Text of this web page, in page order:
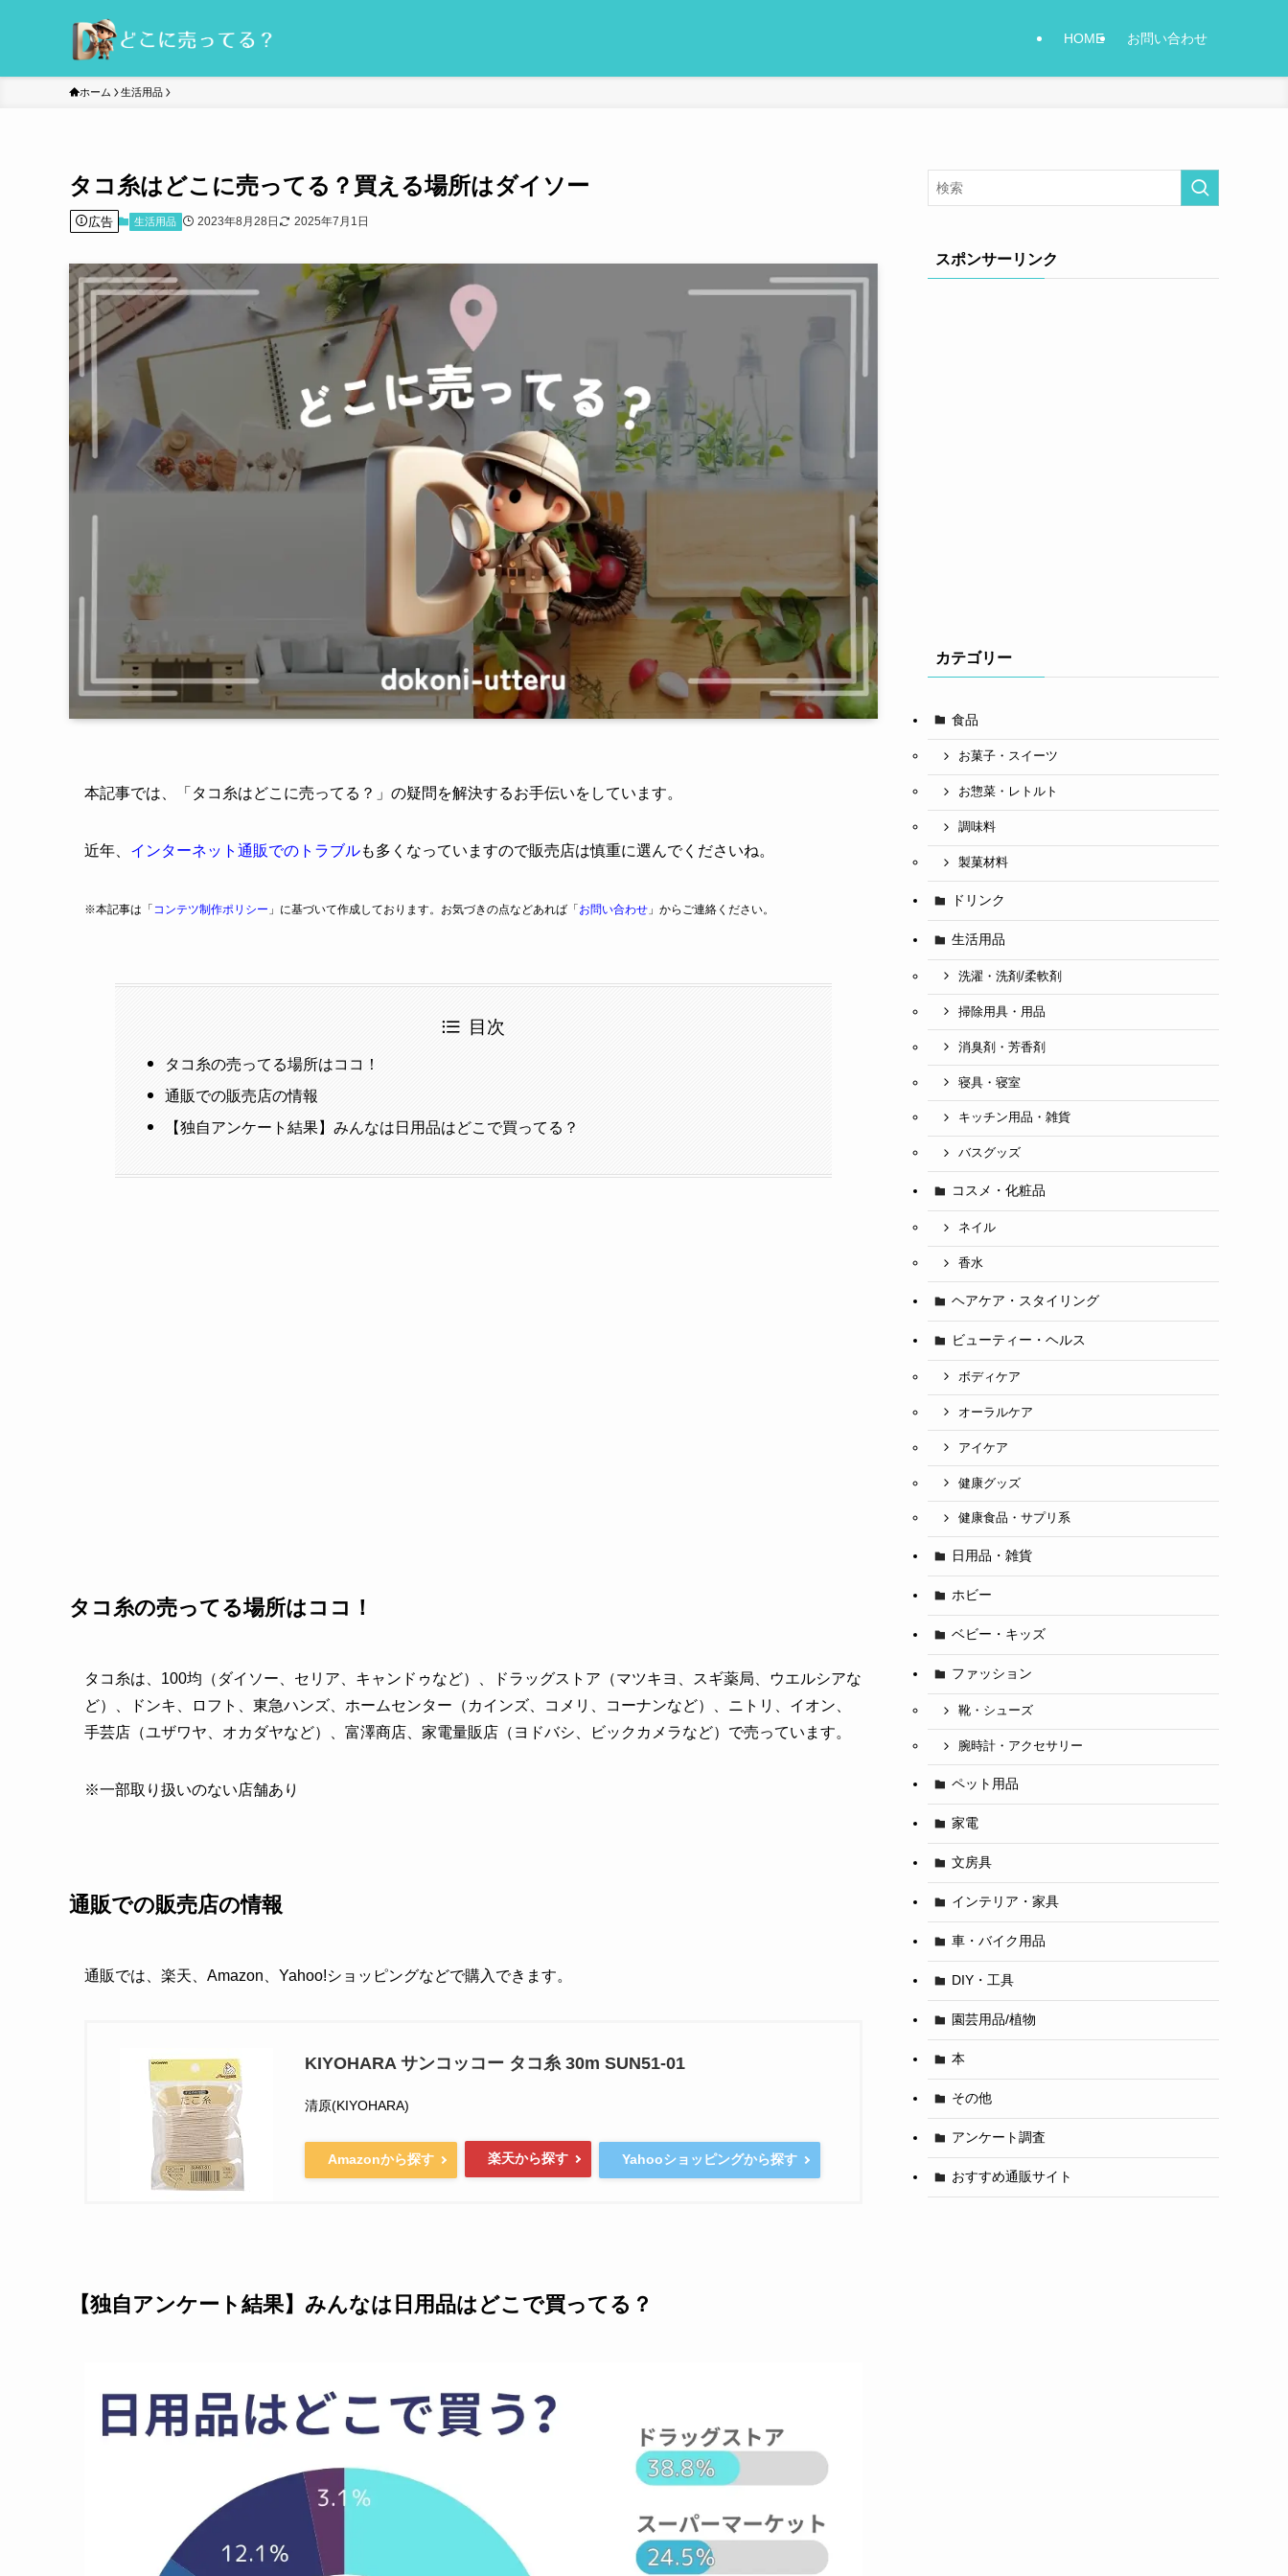
HOME お問い合わせ
ホーム 生活用品
タコ糸はどこに売ってる？買える場所はダイソー
広告 生活用品 2023年8月28日 2025年7月1日
本記事では、「タコ糸はどこに売ってる？」の疑問を解決するお手伝いをしています。
近年、 インターネット通販でのトラブルも多くなっていますので販売店は慎重に選んでくださいね。
※本記事は「 コンテツ制作ポリシー 」に基づいて作成しております。お気づきの点などあれば「 お問い合わせ 」からご連絡ください。
目次
タコ糸の売ってる場所はココ！
通販での販売店の情報
【独自アンケート結果】みんなは日用品はどこで買ってる？
タコ糸の売ってる場所はココ！
タコ糸は、100均（ダイソー、セリア、キャンドゥなど）、ドラッグストア（マツキヨ、スギ薬局、ウエルシアな
ど）、ドンキ、ロフト、東急ハンズ、ホームセンター（カインズ、コメリ、コーナンなど）、ニトリ、イオン、
手芸店（ユザワヤ、オカダヤなど）、富澤商店、家電量販店（ヨドバシ、ビックカメラなど）で売っています。
※一部取り扱いのない店舗あり
通販での販売店の情報
通販では、楽天、Amazon、Yahoo!ショッピングなどで購入できます。
KIYOHARA サンコッコー タコ糸 30m SUN51-01
清原(KIYOHARA)
Amazonから探す 楽天から探す Yahooショッピングから探す
【独自アンケート結果】みんなは日用品はどこで買ってる？
スポンサーリンク
カテゴリー
食品
お菓子・スイーツ
お惣菜・レトルト
調味料
製菓材料
ドリンク
生活用品
洗濯・洗剤/柔軟剤
掃除用具・用品
消臭剤・芳香剤
寝具・寝室
キッチン用品・雑貨
バスグッズ
コスメ・化粧品
ネイル
香水
ヘアケア・スタイリング
ビューティー・ヘルス
ボディケア
オーラルケア
アイケア
健康グッズ
健康食品・サプリ系
日用品・雑貨
ホビー
ベビー・キッズ
ファッション
靴・シューズ
腕時計・アクセサリー
ペット用品
家電
文房具
インテリア・家具
車・バイク用品
DIY・工具
園芸用品/植物
本
その他
アンケート調査
おすすめ通販サイト